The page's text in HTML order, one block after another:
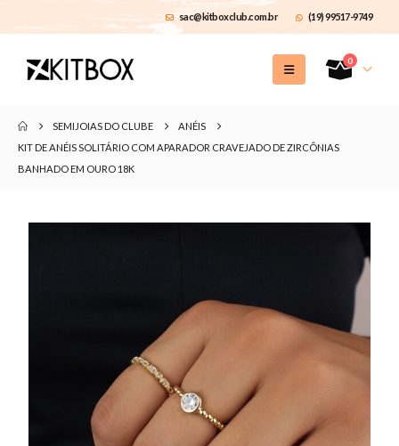
sac@kitboxclub.com.br (19) 99517-9749
0
SEMIJOIAS DO CLUBE
ANÉIS
KIT DE ANÉIS SOLITÁRIO COM APARADOR CRAVEJADO DE ZIRCÔNIAS
BANHADO EM OURO 18K